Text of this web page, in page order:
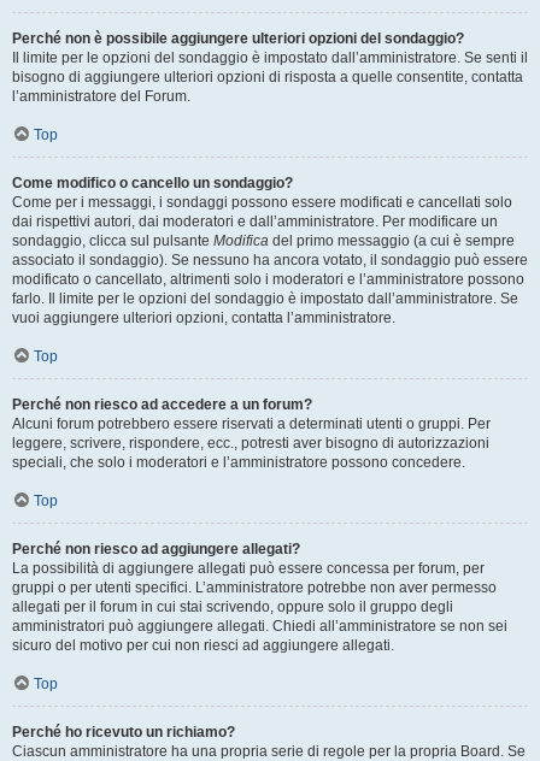
Perché non è possibile aggiungere ulteriori opzioni del sondaggio?
Il limite per le opzioni del sondaggio è impostato dall’amministratore. Se senti il
bisogno di aggiungere ulteriori opzioni di risposta a quelle consentite, contatta
l’amministratore del Forum.
Top
Come modifico o cancello un sondaggio?
Come per i messaggi, i sondaggi possono essere modificati e cancellati solo
dai rispettivi autori, dai moderatori e dall’amministratore. Per modificare un
sondaggio, clicca sul pulsante Modifica del primo messaggio (a cui è sempre
associato il sondaggio). Se nessuno ha ancora votato, il sondaggio può essere
modificato o cancellato, altrimenti solo i moderatori e l’amministratore possono
farlo. Il limite per le opzioni del sondaggio è impostato dall’amministratore. Se
vuoi aggiungere ulteriori opzioni, contatta l’amministratore.
Top
Perché non riesco ad accedere a un forum?
Alcuni forum potrebbero essere riservati a determinati utenti o gruppi. Per
leggere, scrivere, rispondere, ecc., potresti aver bisogno di autorizzazioni
speciali, che solo i moderatori e l’amministratore possono concedere.
Top
Perché non riesco ad aggiungere allegati?
La possibilità di aggiungere allegati può essere concessa per forum, per
gruppi o per utenti specifici. L’amministratore potrebbe non aver permesso
allegati per il forum in cui stai scrivendo, oppure solo il gruppo degli
amministratori può aggiungere allegati. Chiedi all’amministratore se non sei
sicuro del motivo per cui non riesci ad aggiungere allegati.
Top
Perché ho ricevuto un richiamo?
Ciascun amministratore ha una propria serie di regole per la propria Board. Se